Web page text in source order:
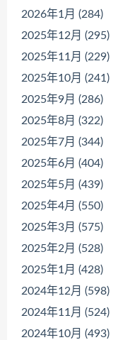
2026年1月 (284)
2025年12月 (295)
2025年11月 (229)
2025年10月 (241)
2025年9月 (286)
2025年8月 (322)
2025年7月 (344)
2025年6月 (404)
2025年5月 (439)
2025年4月 (550)
2025年3月 (575)
2025年2月 (528)
2025年1月 (428)
2024年12月 (598)
2024年11月 (524)
2024年10月 (493)